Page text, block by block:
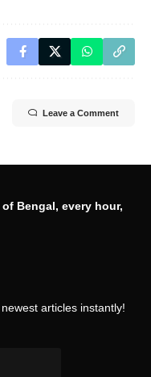
Leave a Comment
Bengal, every hour,
articles instantly!